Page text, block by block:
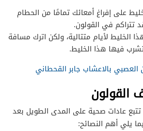
على إفراغ أمعائك تمامًا من الحطام
تتراكم في القولون.
الخليط لأيام متتالية، ولكن اترك مسافة
تشرب فيها هذا الخليط.
العصبي بالاعشاب جابر القحطاني
القولون
عادات صحية على المدى الطويل بعد
يلي أهم النصائح: